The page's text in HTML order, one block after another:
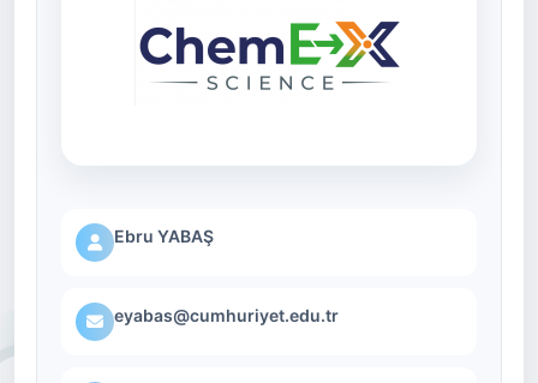
Ebru YABAŞ
eyabas@cumhuriyet.edu.tr